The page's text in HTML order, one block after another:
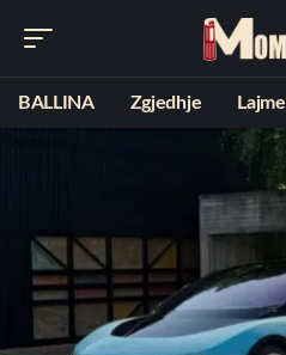
BALLINA Zgjedhje Lajme